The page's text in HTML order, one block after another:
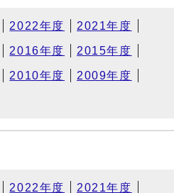
2022年度 2021年度
2016年度 2015年度
2010年度 2009年度
2022年度 2021年度